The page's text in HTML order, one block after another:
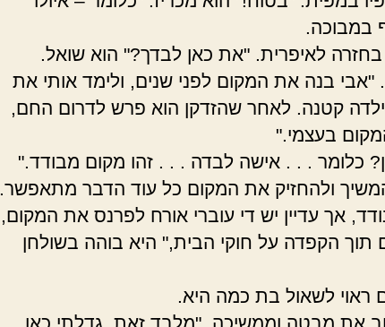
במבוכה.
בחזרה לאיפרית. "את כאן לבדך?" הוא שואל.
"אבי בנה את המקום לפני שנים, ולימד אותי את
ילדה קטנה. לאחר שהזדקן הוא פרש לדרום החם,
בעצמי."
כלומר . . . אישה לבדה . . . זהו מקום מבודד."
ולהחזיק את המקום כל עוד הדבר מתאפשר.
אך עדיין יש די עוברי אורח לפרנס את המקום,
תוך הקפדה על חוקי הבית," היא בוהה בשולחן
ראוי לשאול בת כמה היא.
את מבטה וממשיכה, "מלבד זאת, גדלתי כאן